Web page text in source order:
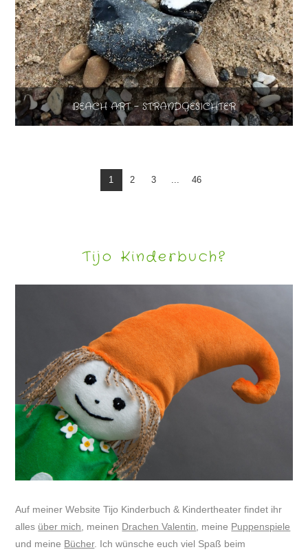
BEACH ART – STRANDGESICHTER
1 2 3 46
Tijo Kinderbuch?
Auf meiner Website Tijo Kinderbuch & Kindertheater findet ihr
alles über mich , meinen Drachen Valentin , meine Puppenspiele
und meine Bücher. Ich wünsche euch viel Spaß beim